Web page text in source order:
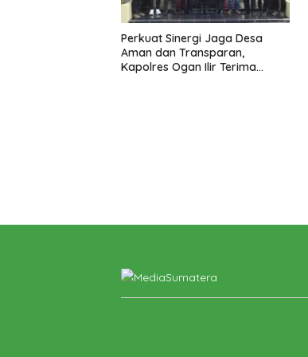
Perkuat Sinergi Jaga Desa
Aman dan Transparan,
Kapolres Ogan Ilir Terima